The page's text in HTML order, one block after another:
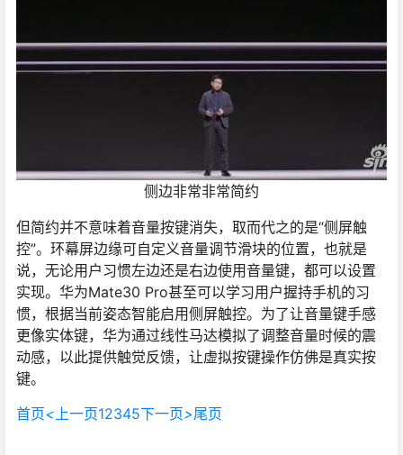
侧边非常非常简约
但简约并不意味着音量按键消失，取而代之的是“侧屏触
控”。环幕屏边缘可自定义音量调节滑块的位置，也就是
说，无论用户习惯左边还是右边使用音量键，都可以设置
实现。华为Mate30 Pro甚至可以学习用户握持手机的习
惯，根据当前姿态智能启用侧屏触控。为了让音量键手感
更像实体键，华为通过线性马达模拟了调整音量时候的震
动感，以此提供触觉反馈，让虚拟按键操作仿佛是真实按
键。
首页< 上一页12345下一页>尾页